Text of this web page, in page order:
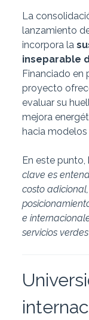
La
lanzamiento
incorpora la
inseparable
Financiado en
proyecto
evaluar su
mejora
hacia
En este punto,
clave es
costo
e
servicios